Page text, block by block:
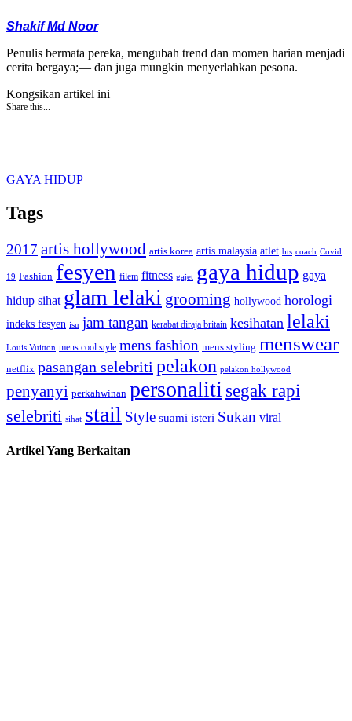
Shakif Md Noor
Penulis bermata pereka, mengubah trend dan momen harian menjadi
cerita bergaya;— dan juga mungkin menyerlahkan pesona.
Kongsikan artikel ini
Share this...
GAYA HIDUP
Tags
2017 artis hollywood artis korea artis malaysia atlet bts coach Covid
19 Fashion fesyen filem fitness gajet gaya hidup gaya
hidup sihat glam lelaki grooming hollywood horologi
indeks fesyen isu jam tangan kerabat diraja britain kesihatan lelaki
Louis Vuitton mens cool style mens fashion mens styling menswear
netflix pasangan selebriti pelakon pelakon hollywood
penyanyi perkahwinan personalitisegak rapi
selebriti sihat stail Style suami isteri Sukan viral
Artikel Yang Berkaitan